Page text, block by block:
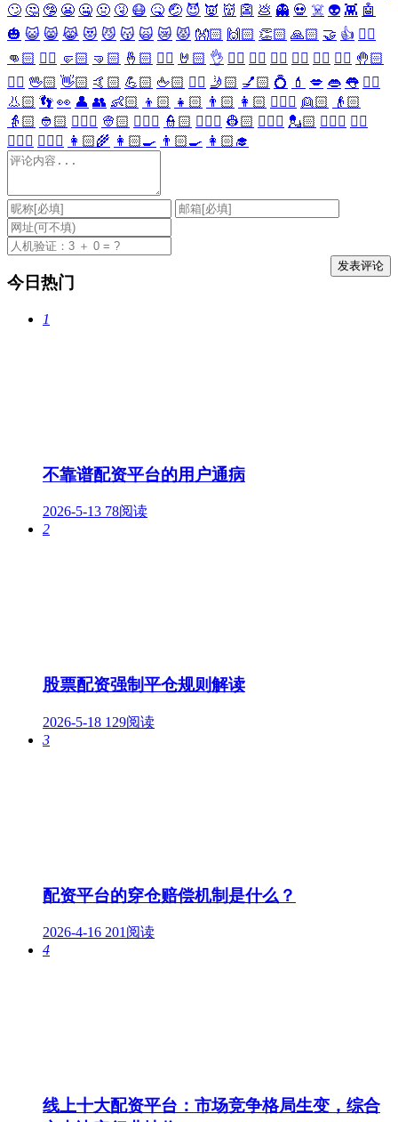
🙄 🤔 🤥 😬 🤐 🤢 🤧 😷 🤒 🤕 😈 👿 👹 👺 💩 👻 💀 ☠️ 👽 👾 🤖
🎃 😺 😸 😹 😻 😼 😽 🙀 😿 😾 👐🏻 🙌🏻 👏🏻 🙏🏻 🤝 👍 👎🏻
👊🏻 ✊🏻 🤛🏻 🤜🏻 🤞🏻 ✌🏻 🤘🏻 👌 👈🏻 👉🏻 👆🏻 👇🏻 ☝🏻 ✋🏻 🤚🏻
🖐🏻 🖖🏻 👋🏻 🤙🏻 💪🏻 🖕🏻 ✍🏻 🤳🏻 💅🏻 💍 💄 💋 👄 👅 👂🏻
👃🏻 👣 👀 👤 👥 👶🏻 👦🏻 👧🏻 👨🏻 👩🏻 👱🏻‍♀️ 👱🏻
👴🏻
👵🏻 👲🏻 👳🏻‍♀️ 👳🏻 👮🏻‍♀️ 👮🏻 👷🏻‍♀️ 👷🏻 💂🏻‍♀️ 💂🏻 🕵🏻‍♀️ 🕵🏻
👩🏻‍⚕️ 👨🏻‍⚕️ 👩🏻‍🌾 👩🏻‍🍳 👨🏻‍🍳 👩🏻‍🎓
今日热门
1
不靠谱配资平台的用户通病
2026-5-13 78阅读
2
股票配资强制平仓规则解读
2026-5-18 129阅读
3
配资平台的穿仓赔偿机制是什么？
2026-4-16 201阅读
4
线上十大配资平台：市场竞争格局生变，综合